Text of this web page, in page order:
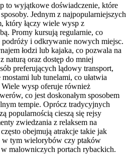
to wyjątkowe doświadczenie, które
Jednym z najpopularniejszych
który łączy wiele wysp z
Promy kursują regularnie, co
i odkrywanie nowych miejsc.
łodzi lub kajaka, co pozwala na
naturą oraz dostęp do mniej
preferujących lądowy transport,
lub tunelami, co ułatwia
Wiele wysp oferuje również
co jest doskonałym sposobem
tempie. Oprócz tradycyjnych
popularnością cieszą się rejsy
zwiedzania z relaksem na
obejmują atrakcje takie jak
w tym wielorybów czy ptaków
malowniczych portach rybackich.